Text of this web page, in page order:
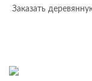
Заказать